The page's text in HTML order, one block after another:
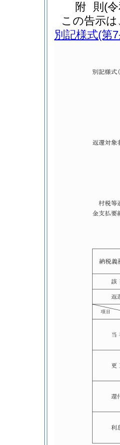
附 則 (
この告示
別記様式(第